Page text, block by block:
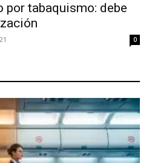
por tabaquismo: debe
0